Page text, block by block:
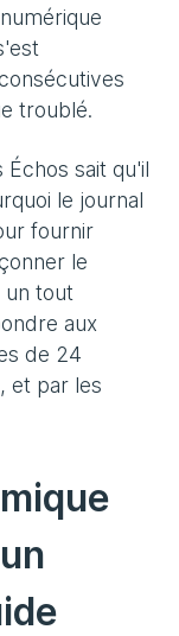
troublé.
sait qu'il
le journal
fournir
le
un tout
aux
de 24
et par les